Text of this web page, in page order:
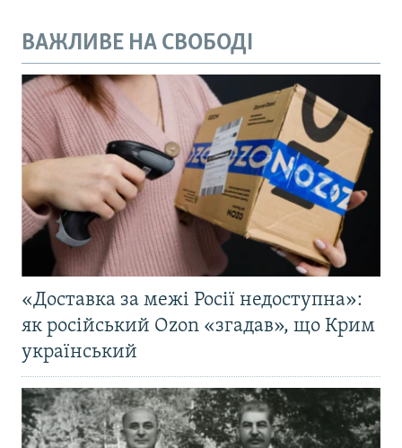
ВАЖЛИВЕ НА СВОБОДІ
«Доставка за межі Росії недоступна»:
як російський Ozon «згадав», що Крим
український